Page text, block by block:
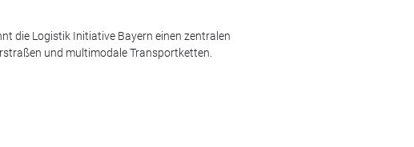
die Logistik Initiative Bayern einen zentralen
und multimodale Transportketten.